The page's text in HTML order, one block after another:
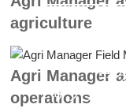
agriculture
ア
サプライ
Agri Manager
operations